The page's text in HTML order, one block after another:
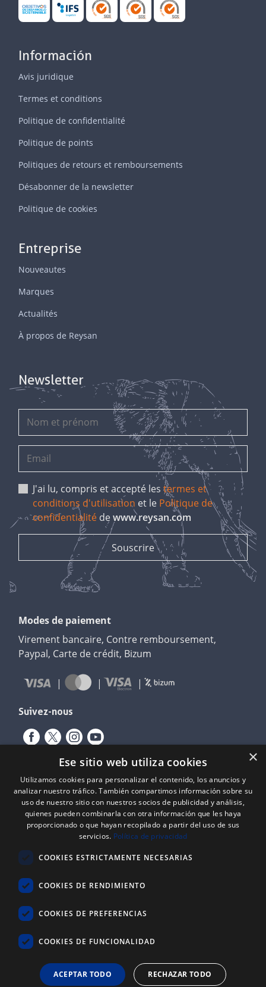
Información
Avis juridique
Termes et conditions
Politique de confidentialité
Politique de points
Politiques de retours et remboursements
Désabonner de la newsletter
Politique de cookies
Entreprise
Nouveautes
Marques
Actualités
À propos de Reysan
Newsletter
J'ai lu, compris et accepté lestermes et
conditions d'utilisation et le Politique de
confidentialité dewww.reysan.com
Modes de paiement
Virement bancaire, Contre remboursement,
Paypal, Carte de crédit, Bizum
Suivez-nous
Expediente nº: 06/18/SO/0026
Proyecto financiado por el Fondo Europeo de Desarrollo Regional
(FEDER) de la Unión Europea y la Junta de Castilla y León, a través del
Instituto para la Competitividad Empresarial de Castilla y León
(ICECYL), con el objetivo de desarrollar la economía digital.
ATLANTIC
603 721 702
×
Ese sitio web utiliza cookies
Utilizamos cookies para personalizar el contenido, los anuncios y
analizar nuestro tráfico. También compartimos información sobre su
uso de nuestro sitio con nuestros socios de publicidad y análisis,
quienes pueden combinarla con otra información que les haya
proporcionado o que hayan recopilado a partir del uso de sus
servicios. Política de privacidad
COOKIES ESTRICTAMENTE NECESARIAS
COOKIES DE RENDIMIENTO
COOKIES DE PREFERENCIAS
COOKIES DE FUNCIONALIDAD
ACEPTAR TODO RECHAZAR TODO